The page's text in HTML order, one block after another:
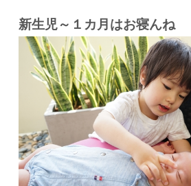
新生児～１カ月はお寝んね